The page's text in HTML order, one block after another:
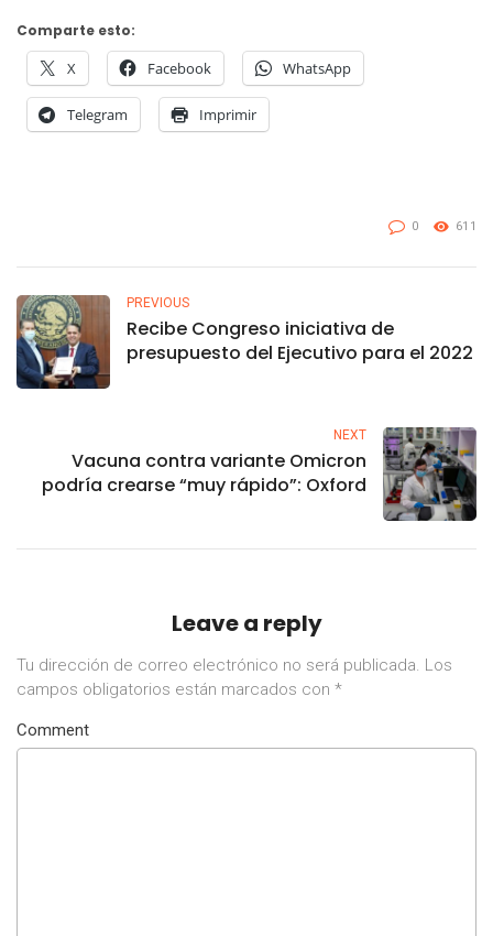
Comparte esto:
X Facebook WhatsApp
Telegram Imprimir
0 611
PREVIOUS
Recibe Congreso iniciativa de
presupuesto del Ejecutivo para el 2022
NEXT
Vacuna contra variante Omicron
podría crearse “muy rápido”: Oxford
Leave a reply
Tu dirección de correo electrónico no será publicada. Los
campos obligatorios están marcados con *
Comment